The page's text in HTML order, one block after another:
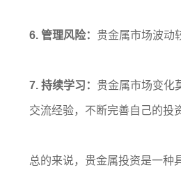
6. 管理风险： 贵金属市场波动
7. 持续学习： 贵金属市场变化
交流经验，不断完善自己的投
总的来说，贵金属投资是一种